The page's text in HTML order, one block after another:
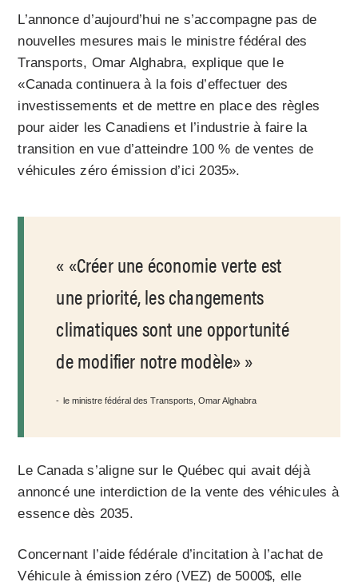
L’annonce d’aujourd’hui ne s’accompagne pas de
nouvelles mesures mais le ministre fédéral des
Transports, Omar Alghabra, explique que le
«Canada continuera à la fois d’effectuer des
investissements et de mettre en place des règles
pour aider les Canadiens et l’industrie à faire la
transition en vue d’atteindre 100 % de ventes de
véhicules zéro émission d’ici 2035».
«Créer une économie verte est
une priorité, les changements
climatiques sont une opportunité
de modifier notre modèle»
le ministre fédéral des Transports, Omar Alghabra
Le Canada s’aligne sur le Québec qui avait déjà
annoncé une interdiction de la vente des véhicules à
essence dès 2035.
Concernant l’aide fédérale d’incitation à l’achat de
Véhicule à émission zéro (VEZ) de 5000$, elle